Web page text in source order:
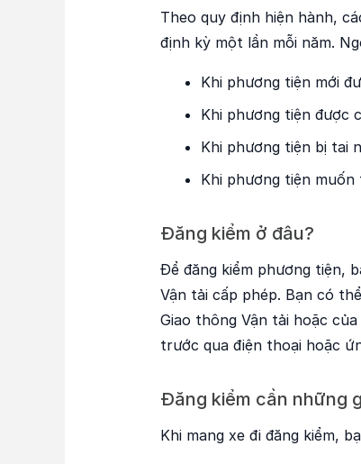
Theo quy định hiện hành,
định kỳ một lần mỗi năm.
Khi phương tiện mới
Khi phương tiện được
Khi phương tiện bị tai
Khi phương tiện
Đăng kiểm ở đâu?
Để đăng kiểm phương tiện,
Vận tải cấp phép. Bạn có
Giao thông Vận tải hoặc
trước qua điện thoại hoặc
Đăng kiểm cần những
Khi mang xe đi đăng kiểm,